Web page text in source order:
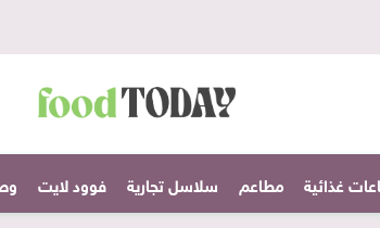
غذائية مطاعم سلاسل تجارية فوود لايت